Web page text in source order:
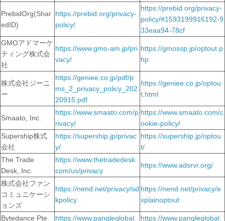
PrebidOrg(Shar
edID)
https://prebid.org/privacy-
policy/
https://prebid.org/privacy-
policy/#1593199916192-9
33eaa94-78cf
GMOアドマーケ
ティング株式会
社
https://www.gmo-am.jp/pri
vacy/
https://gmossp.jp/optout.p
hp
株式会社ジーニ
ー
https://geniee.co.jp/pdf/p
ms_2_privacy_policy_202
20915.pdf
https://geniee.co.jp/optou
t.html
Smaato, Inc.
https://www.smaato.com/p
rivacy/
https://www.smaato.com/c
ookie-policy/
Supership株式
会社
https://supership.jp/privac
y/
https://supership.jp/optou
t/
The Trade
Desk, Inc.
https://www.thetradedesk.
com/us/privacy
https://www.adsrvr.org/
株式会社ファン
コミュニケーシ
ョンズ
https://nend.net/privacy/sd
kpolicy
https://nend.net/privacy/e
xplainoptout
Bytedance Pte. https://www.pangleglobal. https://www.pangleglobal.